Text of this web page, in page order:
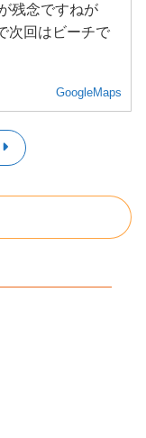
残念ですねが
次回はビーチで
GoogleMaps